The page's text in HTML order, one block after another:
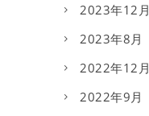
2023年12月
2023年8月
2022年12月
2022年9月